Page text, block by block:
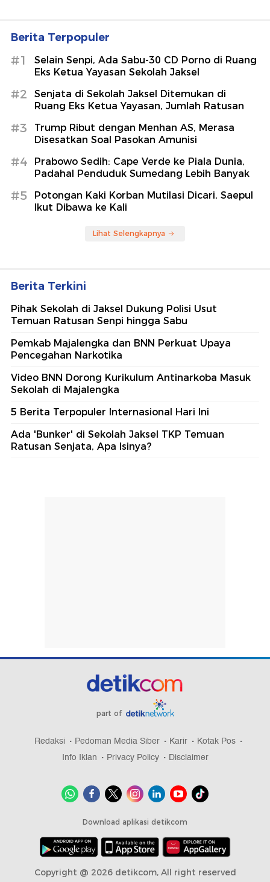
Berita Terpopuler
#1
Selain Senpi, Ada Sabu-30 CD Porno di Ruang
Eks Ketua Yayasan Sekolah Jaksel
#2
Senjata di Sekolah Jaksel Ditemukan di
Ruang Eks Ketua Yayasan, Jumlah Ratusan
#3
Trump Ribut dengan Menhan AS, Merasa
Disesatkan Soal Pasokan Amunisi
#4
Prabowo Sedih: Cape Verde ke Piala Dunia,
Padahal Penduduk Sumedang Lebih Banyak
#5
Potongan Kaki Korban Mutilasi Dicari, Saepul
Ikut Dibawa ke Kali
Lihat Selengkapnya
Berita Terkini
Pihak Sekolah di Jaksel Dukung Polisi Usut
Temuan Ratusan Senpi hingga Sabu
Pemkab Majalengka dan BNN Perkuat Upaya
Pencegahan Narkotika
Video BNN Dorong Kurikulum Antinarkoba Masuk
Sekolah di Majalengka
5 Berita Terpopuler Internasional Hari Ini
Ada 'Bunker' di Sekolah Jaksel TKP Temuan
Ratusan Senjata, Apa Isinya?
part of
Redaksi Pedoman Media Siber Karir
Kotak Pos
Info Iklan
Privacy Policy Disclaimer
Download aplikasi detikcom
Copyright @ 2026 detikcom, All right reserved